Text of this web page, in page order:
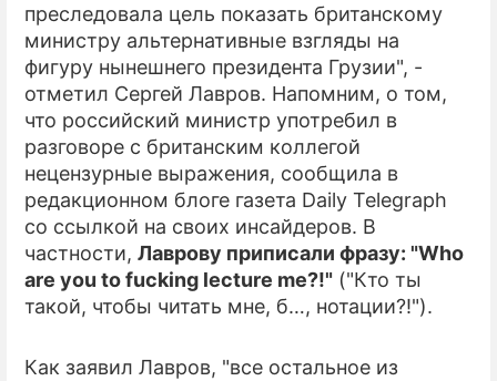
преследовала цель показать британскому
министру альтернативные взгляды на
фигуру нынешнего президента Грузии", -
отметил Сергей Лавров. Напомним, о том,
что российский министр употребил в
разговоре с британским коллегой
нецензурные выражения, сообщила в
редакционном блоге газета Daily Telegraph
со ссылкой на своих инсайдеров. В
частности, Лаврову приписали фразу: "Who
are you to fucking lecture me?!" ("Кто ты
такой, чтобы читать мне, б…, нотации?!").
Как заявил Лавров, "все остальное из